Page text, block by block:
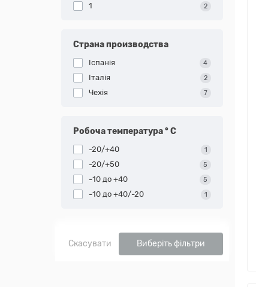
1 2
Страна производства
Іспанія 4
Італія 2
Чехія 7
Робоча температура ° С
-20/+40 1
-20/+50 5
-10 до +40 5
-10 до +40/-20 1
Скасувати Виберіть фільтри